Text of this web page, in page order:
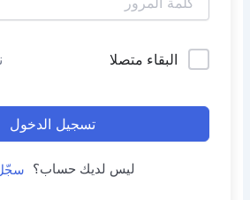
البقاء متصلا
تسجيل الدخول
ليس لديك حساب؟